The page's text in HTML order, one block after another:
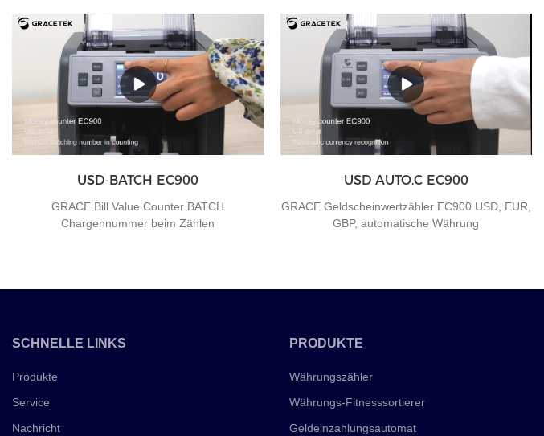
USD-BATCH EC900
GRACE Bill Value Counter BATCH
Chargennummer beim Zählen
USD AUTO.C EC900
GRACE Geldscheinwertzähler EC900 USD, EUR,
GBP, automatische Währung
SCHNELLE LINKS
Produkte
Service
Nachricht
PRODUKTE
Währungszähler
Währungs-Fitnesssortierer
Geldeinzahlungsautomat